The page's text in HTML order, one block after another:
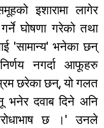
इशारामा लागेर
घोषणा गरेको तथा
'सामान्य' भनेका छन्
नगर्दा आफूहरु
छरेका छन्, यो गलत
भनेर दवाब दिने अनि
छ ।' उनले